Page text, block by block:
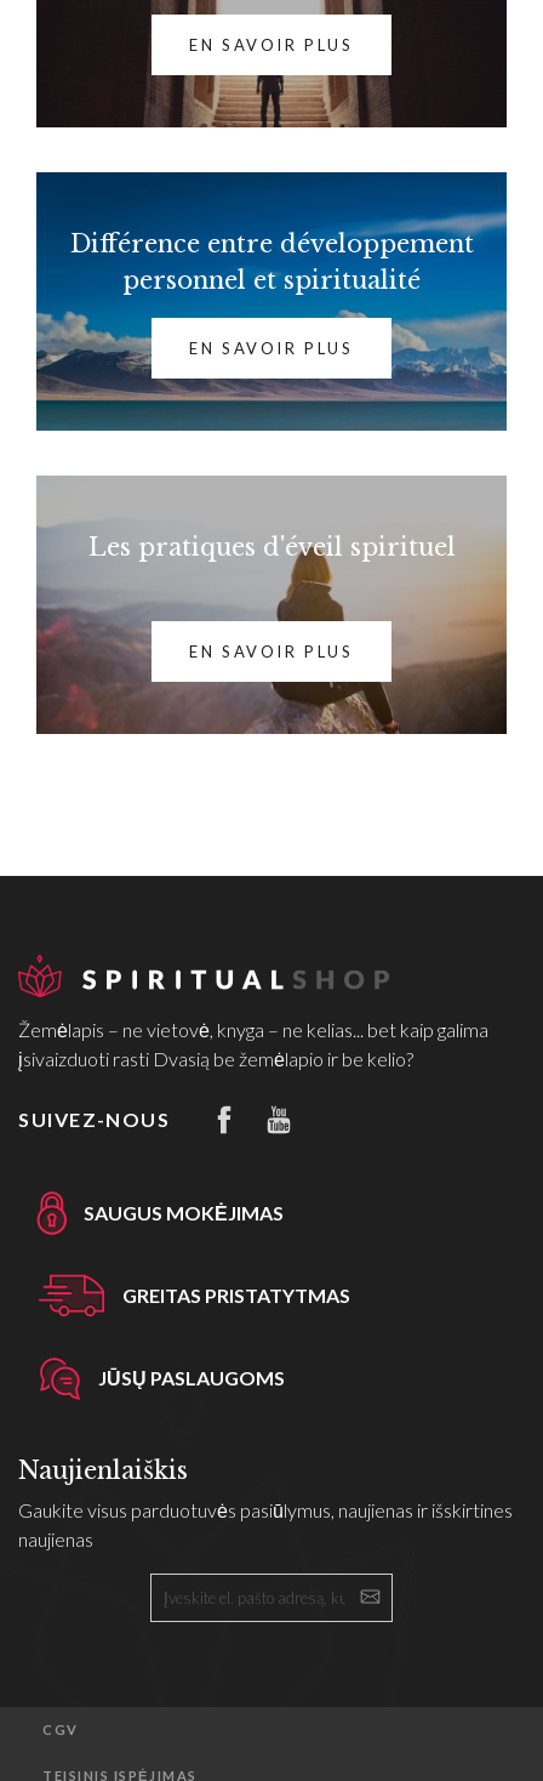
EN SAVOIR PLUS
Différence entre développement
personnel et spiritualité
EN SAVOIR PLUS
Les pratiques d'éveil spirituel
EN SAVOIR PLUS
Žemėlapis – ne vietovė, knyga – ne kelias... bet kaip galima
įsivaizduoti rasti Dvasią be žemėlapio ir be kelio?
SUIVEZ-NOUS
SAUGUS MOKĖJIMAS
GREITAS PRISTATYTMAS
JŪSŲ PASLAUGOMS
Naujienlaiškis
Gaukite visus parduotuvės pasiūlymus, naujienas ir išskirtines
naujienas
CGV
TEISINIS ĮSPĖJIMAS